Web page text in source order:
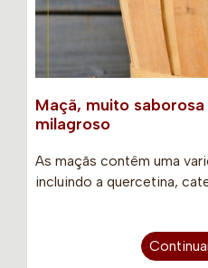
Maçã, muito
milagroso
As maçãs contêm uma
incluindo a quercetina,